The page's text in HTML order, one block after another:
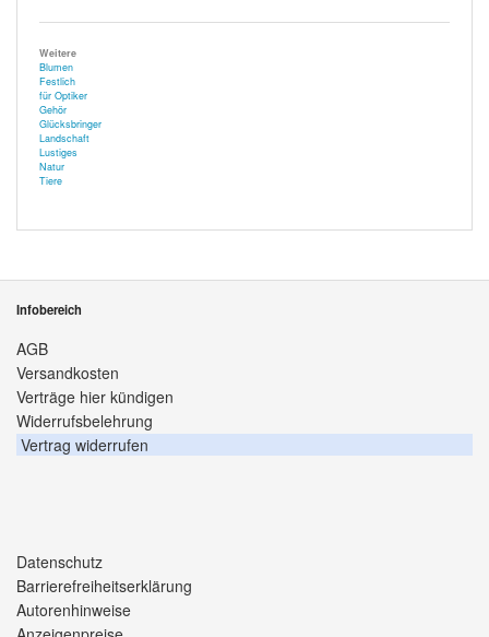
Weitere
Blumen
Festlich
für Optiker
Gehör
Glücksbringer
Landschaft
Lustiges
Natur
Tiere
Infobereich
AGB
Versandkosten
Verträge hier kündigen
Widerrufsbelehrung
Vertrag widerrufen
Datenschutz
Barrierefreiheitserklärung
Autorenhinweise